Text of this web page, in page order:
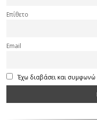
Επίθετο
Email
Έχω διαβάσει και